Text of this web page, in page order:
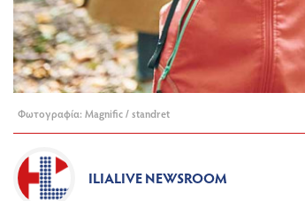
Φωτογραφία: Magnific / standret
ILIALIVE NEWSROOM